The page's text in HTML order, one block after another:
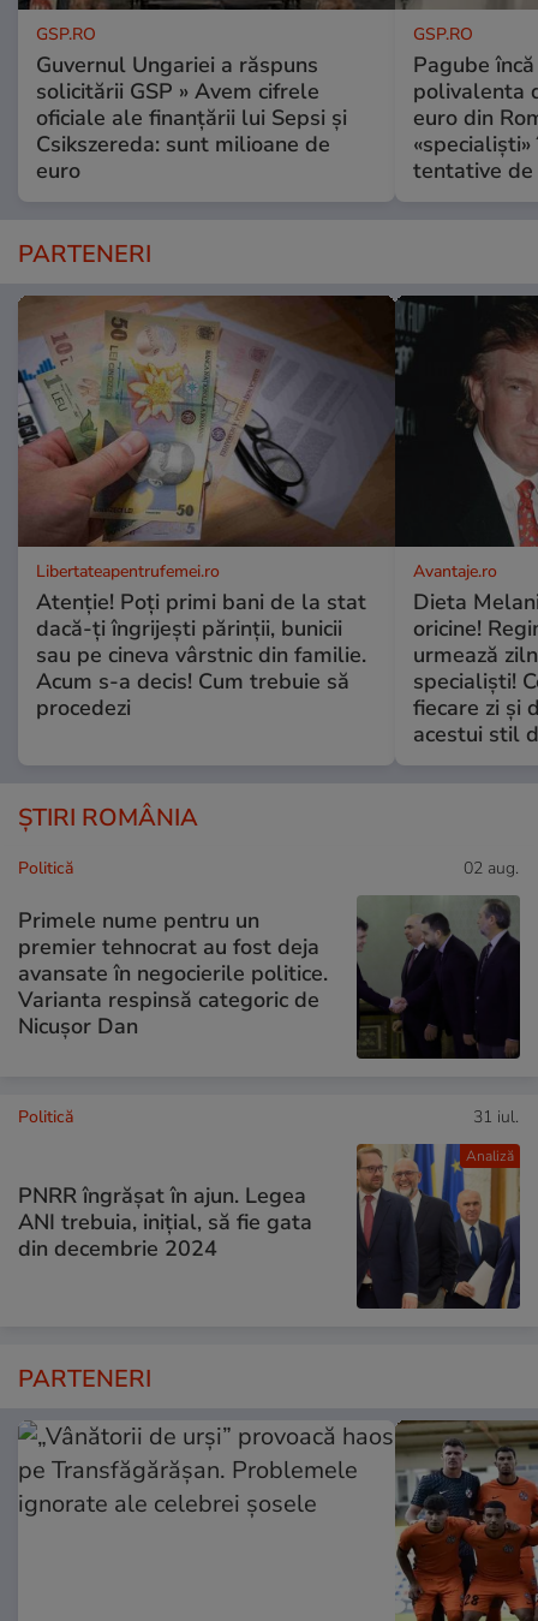
GSP.RO
Guvernul Ungariei a răspuns
solicitării GSP » Avem cifrele
oficiale ale finanțării lui Sepsi și
Csikszereda: sunt milioane de
euro
GSP.RO
Pagube
polivalenta
euro din
tentative de
PARTENERI
Libertateapentrufemei.ro
Atenție! Poți primi bani de la stat
dacă-ți îngrijești părinții, bunicii
sau pe cineva vârstnic din familie.
Acum s-a decis! Cum trebuie să
procedezi
Avantaje.ro
Dieta
oricine!
urmează
specialiști!
fiecare zi și
acestui stil
ȘTIRI ROMÂNIA
Politică 02 aug.
Primele nume pentru un
premier tehnocrat au fost deja
avansate în negocierile politice.
Varianta respinsă categoric de
Nicușor Dan
Analiză
Politică 31 iul.
PNRR îngrășat în ajun. Legea
ANI trebuia, inițial, să fie gata
din decembrie 2024
PARTENERI